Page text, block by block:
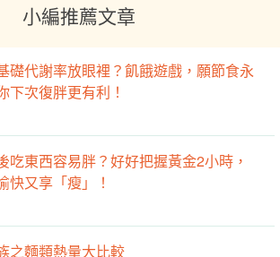
小編推薦文章
礎代謝率放眼裡？飢餓遊戲，願節食永
下次復胖更有利！
吃東西容易胖？好好把握黃金2小時，
快又享「瘦」！
之麵類熱量大比較